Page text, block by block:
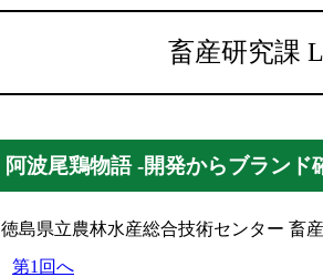
畜産研究課
阿波尾鶏物語 -開発からブランド
徳島県立農林水産総合技術センター 畜
第1回へ